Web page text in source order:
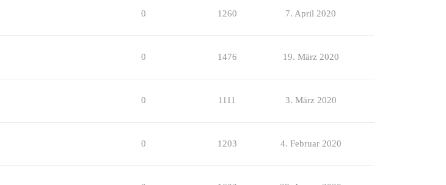
0 1260 7. April 2020
0 1476 19. März 2020
0 1111 3. März 2020
0 1203 4. Februar 2020